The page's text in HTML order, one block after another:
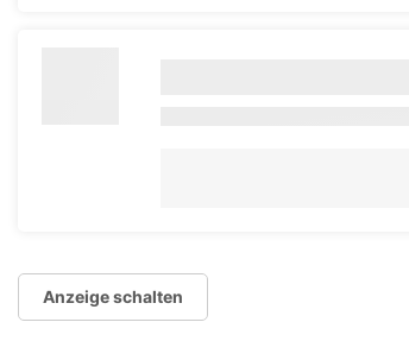
Anzeige schalten